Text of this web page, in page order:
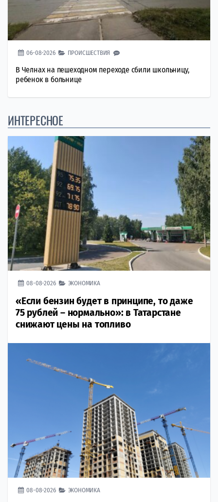
06-08-2026 ПРОИСШЕСТВИЯ
В Челнах на пешеходном переходе сбили школьницу,
ребенок в больнице
ИНТЕРЕСНОЕ
08-08-2026 ЭКОНОМИКА
«Если бензин будет в принципе, то даже
75 рублей – нормально»: в Татарстане
снижают цены на топливо
08-08-2026 ЭКОНОМИКА